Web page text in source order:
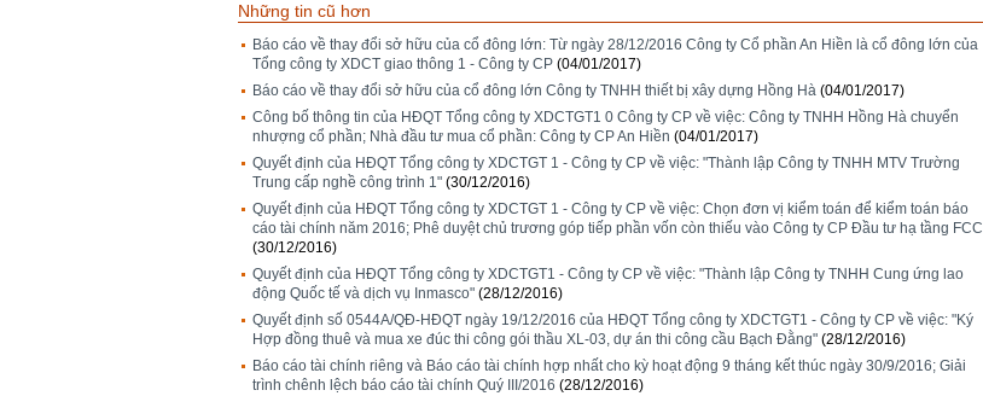
Những tin cũ hơn
Báo cáo về thay đổi sở hữu của cổ đông lớn: Từ ngày 28/12/2016 Công ty Cổ phần An Hiền là cổ đông lớn của
Tổng công ty XDCT giao thông 1 - Công ty CP (04/01/2017)
Báo cáo về thay đổi sở hữu của cổ đông lớn Công ty TNHH thiết bị xây dựng Hồng Hà (04/01/2017)
Công bố thông tin của HĐQT Tổng công ty XDCTGT1 0 Công ty CP về việc: Công ty TNHH Hồng Hà chuyển
nhượng cổ phần; Nhà đầu tư mua cổ phần: Công ty CP An Hiền (04/01/2017)
Quyết định của HĐQT Tổng công ty XDCTGT 1 - Công ty CP về việc: "Thành lập Công ty TNHH MTV Trường
Trung cấp nghề công trình 1" (30/12/2016)
Quyết định của HĐQT Tổng công ty XDCTGT 1 - Công ty CP về việc: Chọn đơn vị kiểm toán để kiểm toán báo
cáo tài chính năm 2016; Phê duyệt chủ trương góp tiếp phần vốn còn thiếu vào Công ty CP Đầu tư hạ tầng FCC
(30/12/2016)
Quyết định của HĐQT Tổng công ty XDCTGT1 - Công ty CP về việc: "Thành lập Công ty TNHH Cung ứng lao
động Quốc tế và dịch vụ Inmasco" (28/12/2016)
Quyết định số 0544A/QĐ-HĐQT ngày 19/12/2016 của HĐQT Tổng công ty XDCTGT1 - Công ty CP về việc: "Ký
Hợp đồng thuê và mua xe đúc thi công gói thầu XL-03, dự án thi công cầu Bạch Đằng" (28/12/2016)
Báo cáo tài chính riêng và Báo cáo tài chính hợp nhất cho kỳ hoạt động 9 tháng kết thúc ngày 30/9/2016; Giải
trình chênh lệch báo cáo tài chính Quý III/2016 (28/12/2016)